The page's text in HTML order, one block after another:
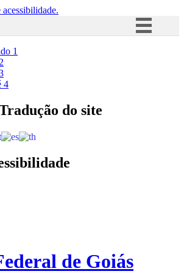
Acesso à informação
1
2
4
do site
de Goiás